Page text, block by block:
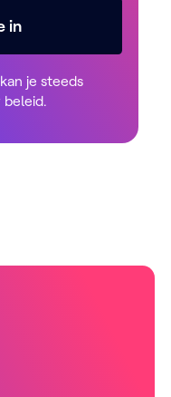
in
je steeds
beleid.